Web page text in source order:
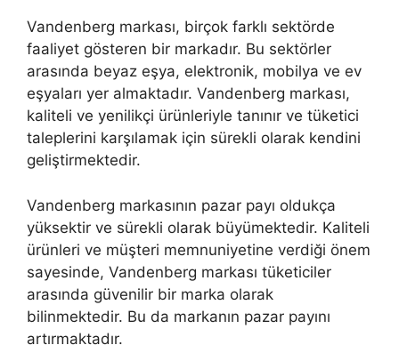
Vandenberg markası, birçok farklı sektörde
faaliyet gösteren bir markadır. Bu sektörler
arasında beyaz eşya, elektronik, mobilya ve ev
eşyaları yer almaktadır. Vandenberg markası,
kaliteli ve yenilikçi ürünleriyle tanınır ve tüketici
taleplerini karşılamak için sürekli olarak kendini
geliştirmektedir.
Vandenberg markasının pazar payı oldukça
yüksektir ve sürekli olarak büyümektedir. Kaliteli
ürünleri ve müşteri memnuniyetine verdiği önem
sayesinde, Vandenberg markası tüketiciler
arasında güvenilir bir marka olarak
bilinmektedir. Bu da markanın pazar payını
artırmaktadır.